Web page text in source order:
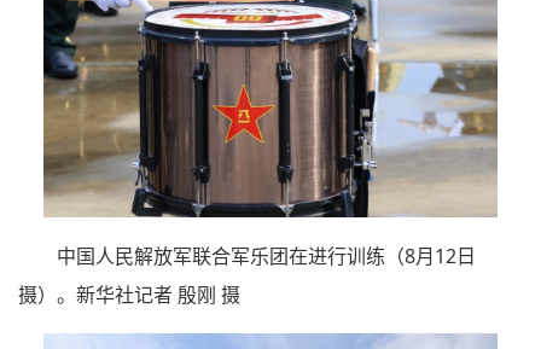
中国人民解放军联合军乐团在进行训练（8月12日
摄）。新华社记者 殷刚 摄